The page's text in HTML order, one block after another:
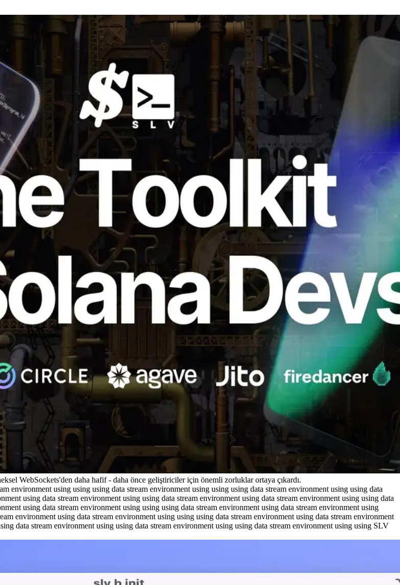
WebSockets'den daha hafif - daha önce geliştiriciler için önemli zorluklar ortaya çıkardı.
environment using using using data stream environment using using using data stream environment using using data
using data stream environment using using data stream environment using data stream environment using using data
using data stream environment using using using data stream environment using data stream environment using
environment using data stream environment using using using data stream environment using data stream environment
data stream environment using using data stream environment using using data stream environment using using SLV